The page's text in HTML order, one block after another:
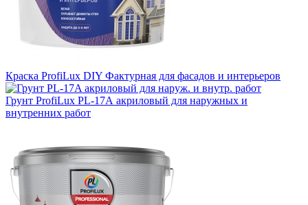
Краска ProfiLux DIY Фактурная для фасадов и интерьеров
Грунт ProfiLux PL-17А акриловый для наружных и
внутренних работ